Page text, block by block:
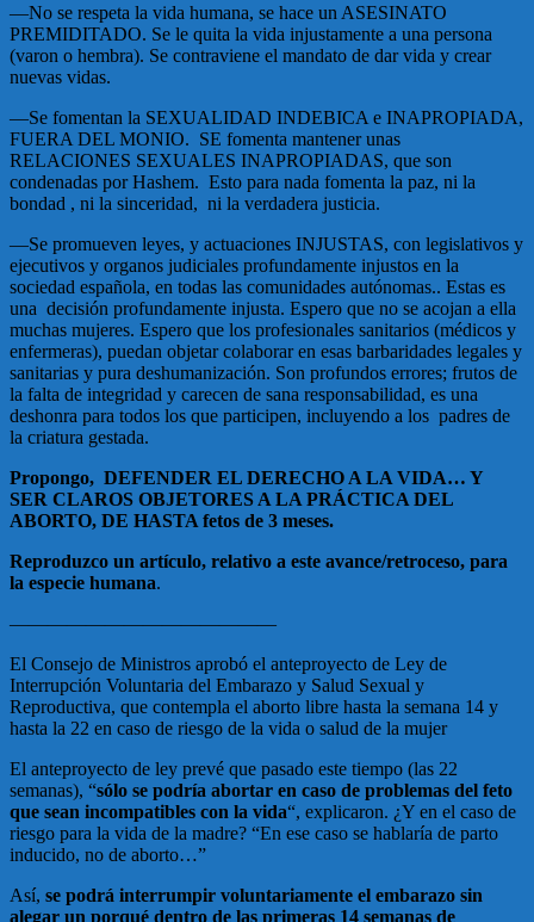
—No se respeta la vida humana, se hace un ASESINATO
PREMIDITADO. Se le quita la vida injustamente a una persona
(varon o hembra). Se contraviene el mandato de dar vida y crear
nuevas vidas.
—Se fomentan la SEXUALIDAD INDEBICA e INAPROPIADA,
FUERA DEL MONIO. SE fomenta mantener unas
RELACIONES SEXUALES INAPROPIADAS, que son
condenadas por Hashem. Esto para nada fomenta la paz, ni la
bondad , ni la sinceridad, ni la verdadera justicia.
—Se promueven leyes, y actuaciones INJUSTAS, con legislativos y
ejecutivos y organos judiciales profundamente injustos en la
sociedad española, en todas las comunidades autónomas.. Estas es
una decisión profundamente injusta. Espero que no se acojan a ella
muchas mujeres. Espero que los profesionales sanitarios (médicos y
enfermeras), puedan objetar colaborar en esas barbaridades legales y
sanitarias y pura deshumanización. Son profundos errores; frutos de
la falta de integridad y carecen de sana responsabilidad, es una
deshonra para todos los que participen, incluyendo a los padres de
la criatura gestada.
Propongo, DEFENDER EL DERECHO A LA VIDA… Y
SER CLAROS OBJETORES A LA PRÁCTICA DEL
ABORTO, DE HASTA fetos de 3 meses.
Reproduzco un artículo, relativo a este avance/retroceso, para
la especie humana.
——————————————
El Consejo de Ministros aprobó el anteproyecto de Ley de
Interrupción Voluntaria del Embarazo y Salud Sexual y
Reproductiva, que contempla el aborto libre hasta la semana 14 y
hasta la 22 en caso de riesgo de la vida o salud de la mujer
El anteproyecto de ley prevé que pasado este tiempo (las 22
semanas), “sólo se podría abortar en caso de problemas del feto
que sean incompatibles con la vida“, explicaron. ¿Y en el caso de
riesgo para la vida de la madre? “En ese caso se hablaría de parto
inducido, no de aborto…”
Así, se podrá interrumpir voluntariamente el embarazo sin
alegar un porqué dentro de las primeras 14 semanas de